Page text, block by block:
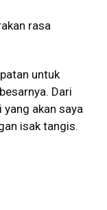
rasa
untuk
Dari
akan saya
isak tangis.